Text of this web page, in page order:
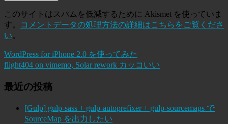
このサイトはスパムを低減するために Akismet を使っていま
す。
コメントデータの処理方法の詳細はこちらをご覧くださ
い。
WordPress for iPhone 2.0 を使ってみた
flight404 on vimemo, Solar rework カッコいい
最近の投稿
[Gulp] gulp-sass + gulp-autoprefixer + gulp-sourcemaps で
SourceMap を出力したい